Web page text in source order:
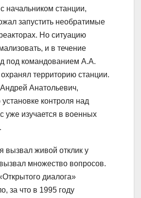
начальником станции,
запустить необратимые
Но ситуацию
и в течение
под командованием А.А.
территорию станции.
Анатольевич,
контроля над
уже изучается в военных
вызвал живой отклик у
множество вопросов.
диалога»
за что в 1995 году